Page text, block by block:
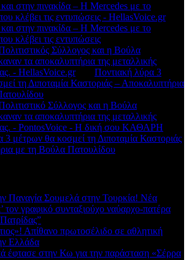
στην πινακίδα – Η Mercedes με το
κλέβει τις εντυπώσεις - HellasVoice.grστο
στην πινακίδα – Η Mercedes με το
κλέβει τις εντυπώσεις
Σύλλογος και η Βούλα
τα αποκαλυπτήρια της μεταλλικής
- HellasVoice.grστο Ποντιακή λύρα 3
τη Διποταμία Καστοριάς – Αποκαλυπτήρια
Σύλλογος και η Βούλα
τα αποκαλυπτήρια της μεταλλικής
- PontosVoice - H δική σου ΚΑΘΑΡΗ
3 μέτρων θα κοσμεί τη Διποταμία Καστοριάς
με τη Βούλα Πατουλίδου
Παναγία Σουμελά στην Τουρκία! Νέα
τον γραφικό συνταξιούχο ναύαρχο-πατέρα
Απίθανο πρωτοσέλιδο σε αθλητική
Ελλάδα
στην Κω για την παράσταση «Σέρρα